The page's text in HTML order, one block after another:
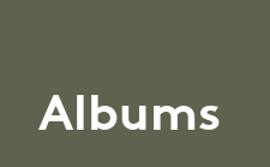
Albums